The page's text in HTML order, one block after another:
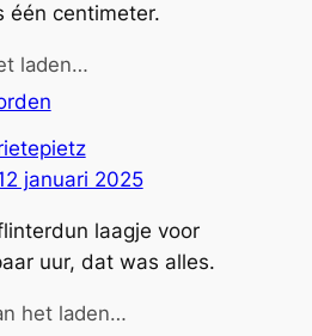
één centimeter.
laden…
januari 2025
laagje voor
uur, dat was alles.
het laden…